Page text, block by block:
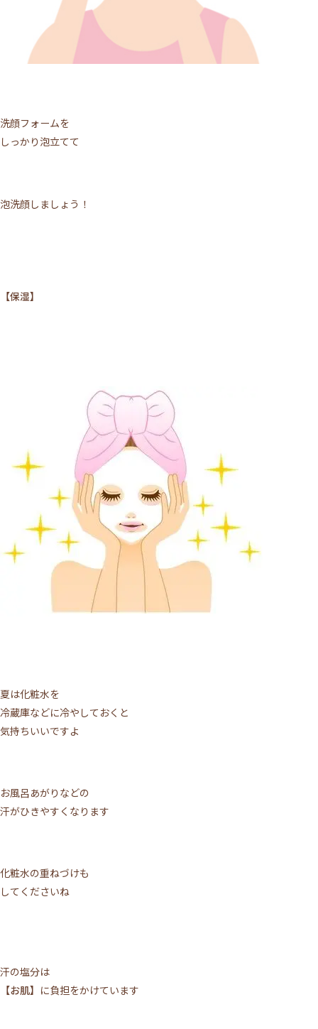
洗顔フォームを
しっかり泡立てて
泡洗顔しましょう！
【保湿】
夏は化粧水を
冷蔵庫などに冷やしておくと
気持ちいいですよ
お風呂あがりなどの
汗がひきやすくなります
化粧水の重ねづけも
してくださいね
汗の塩分は
【お肌】 に負担をかけています